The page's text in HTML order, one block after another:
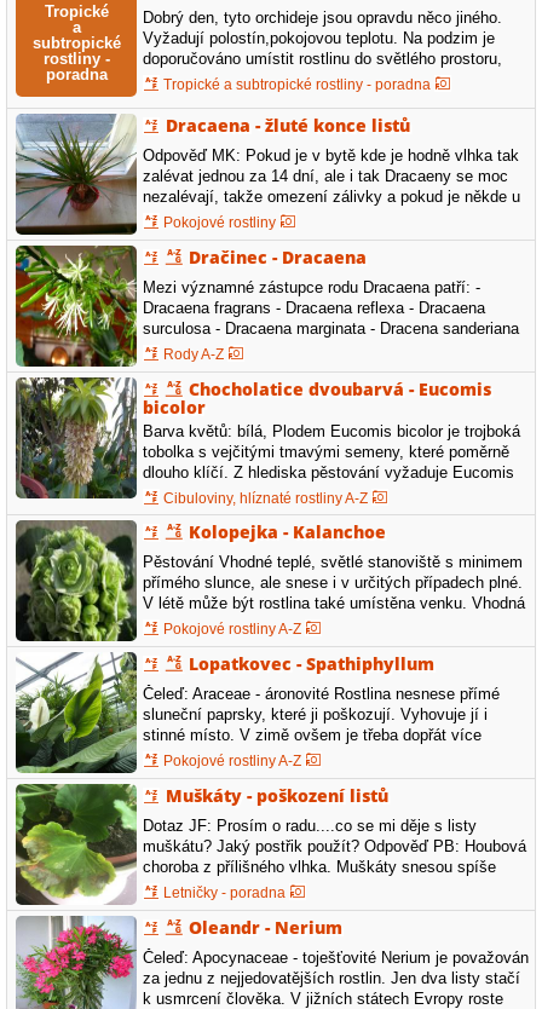
acetonovou vodu. Tu ziskate rozpustenim 80…
Dobrý den, tyto orchideje jsou opravdu něco jiného.
Vyžadují polostín,pokojovou teplotu. Na podzim je
doporučováno umístit rostlinu do světlého prostoru,
kde je teplota 14-16°C a omezit zálivku. Tím se
na novém výhonu-pahlíze. Odkvetlé stvoly můžete
Tropické a subtropické rostliny - poradna
Dracaena - žluté konce listů
Odpověď MK: Pokud je v bytě kde je hodně vlhka tak
zalévat jednou za 14 dní, ale i tak Dracaeny se moc
nezalévají, takže omezení zálivky a pokud je někde u
okna, tak ji dát někam kde na ni nebudu moc svítit
slunce, nemá ráda přímé sluneční paprsky. Odpověď
OJ: Trochu zálivku omezit, bude to tím Odpověď AV:
Určitě omezit…
Pokojové rostliny
Dračinec - Dracaena
Mezi významné zástupce rodu Dracaena patří: -
Dracaena fragrans - Dracaena reflexa - Dracaena
surculosa - Dracaena marginata - Dracena sanderiana
Pěstování: - světlomilné rostliny, nesnesou přímé
sluneční záření - teplota pro zakořeňování by měla být
od 20 do 25 °C - substrát pro pěstování by měl být
složen z rašeliny,…
Rody A-Z
Chocholatice dvoubarvá - Eucomis
bicolor
Barva květů: bílá, Plodem Eucomis bicolor je trojboká
tobolka s vejčitými tmavými semeny, které poměrně
dlouho klíčí. Z hlediska pěstování vyžaduje Eucomis
bicolor suché chráněné stanoviště na plném slunci.
Půda by měla být kyprá a bohatá na živiny. Během
vegetace potřebuje vydatnou zálivku, po odkvětu je
nutné zálivku…
Cibuloviny, hlíznaté rostliny A-Z
Kolopejka - Kalanchoe
Pěstování Vhodné teplé, světlé stanoviště s minimem
přímého slunce, ale snese i v určitých případech plné.
V létě může být rostlina také umístěna venku. Vhodná
občasná zálivka. Nesnese mráz. Má ráda dobře
větraná místa s pokojovou teplotou. Doporučuje se
pěstovat v přiměřeně velkých květináčích, ve
větších…
Pokojové rostliny A-Z
Lopatkovec - Spathiphyllum
Čeleď: Araceae - áronovité Rostlina nesnese přímé
sluneční paprsky, které ji poškozují. Vyhovuje jí i
stinné místo. V zimě ovšem je třeba dopřát více
světla, ale zálivku omezit. Teplota v zimě ne méně než
15 stupňů. Substrát nesmí vyschnout. V letním období
zaleváme 2-3x týdně. Má ráda vyšší vzdušnou
vlhkost,…
Pokojové rostliny A-Z
Muškáty - poškození listů
Dotaz JF: Prosím o radu....co se mi děje s listy
muškátu? Jaký postřik použít? Odpověď PB: Houbová
choroba z přílišného vlhka. Muškáty snesou spíše
přísušek. Listy odstranit a popřípadě ošetřit proti
houbovým chorobám. Možná bude stačit dále
nepřelévat. Odpověď JV: Má to moc vody, a už se
tvoří plíšeň, nechat…
Letničky - poradna
Oleandr - Nerium
Čeleď: Apocynaceae - toješťovité Nerium je považován
za jednu z nejjedovatějších rostlin. Jen dva listy stačí
k usmrcení člověka. V jižních státech Evropy roste